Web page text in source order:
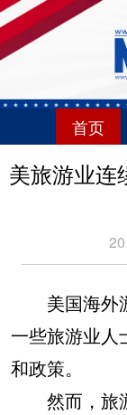
首页
美旅游业连
美国海外游
一些旅游业人
和政策。
然而，旅游